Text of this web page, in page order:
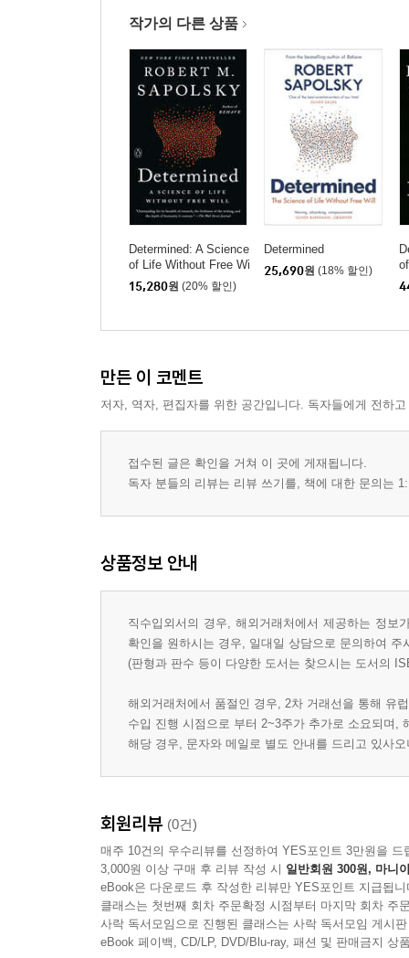
작가의 다른 상품
Determined: A Science
of Life Without Free Wi
ll
15,280원 (20% 할인)
Determined
25,690원 (18% 할인)
ll
만든 이 코멘트
저자, 역자, 편집자를 위한 공간입니다. 독자들에게 전하
접수된 글은 확인을 거쳐 이 곳에 게재됩니다.
독자 분들의 리뷰는 리뷰 쓰기를, 책에 대한 문의는
상품정보 안내
직수입외서의 경우, 해외거래처에서 제공하는 정
확인을 원하시는 경우, 일대일 상담으로 문의하여 주
(판형과 판수 등이 다양한 도서는 찾으시는 도서의
해외거래처에서 품절인 경우, 2차 거래선을 통해 유
수입 진행 시점으로 부터 2~3주가 추가로 소요되며,
해당 경우, 문자와 메일로 별도 안내를 드리고 있사
회원리뷰 (0건)
매주 10건의 우수리뷰를 선정하여 YES포인트 3만원을 드
3,000원 이상 구매 후 리뷰 작성 시 일반회원 300원, 마니
eBook은 다운로드 후 작성한 리뷰만 YES포인트 지급됩니
클래스는 첫번째 회차 주문확정 시점부터 마지막 회차 주
사락 독서모임으로 진행된 클래스는 사락 독서모임 게시
eBook 페이백, CD/LP, DVD/Blu-ray, 패션 및 판매금지 상